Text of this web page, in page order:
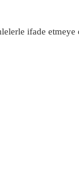
ifade etmeye